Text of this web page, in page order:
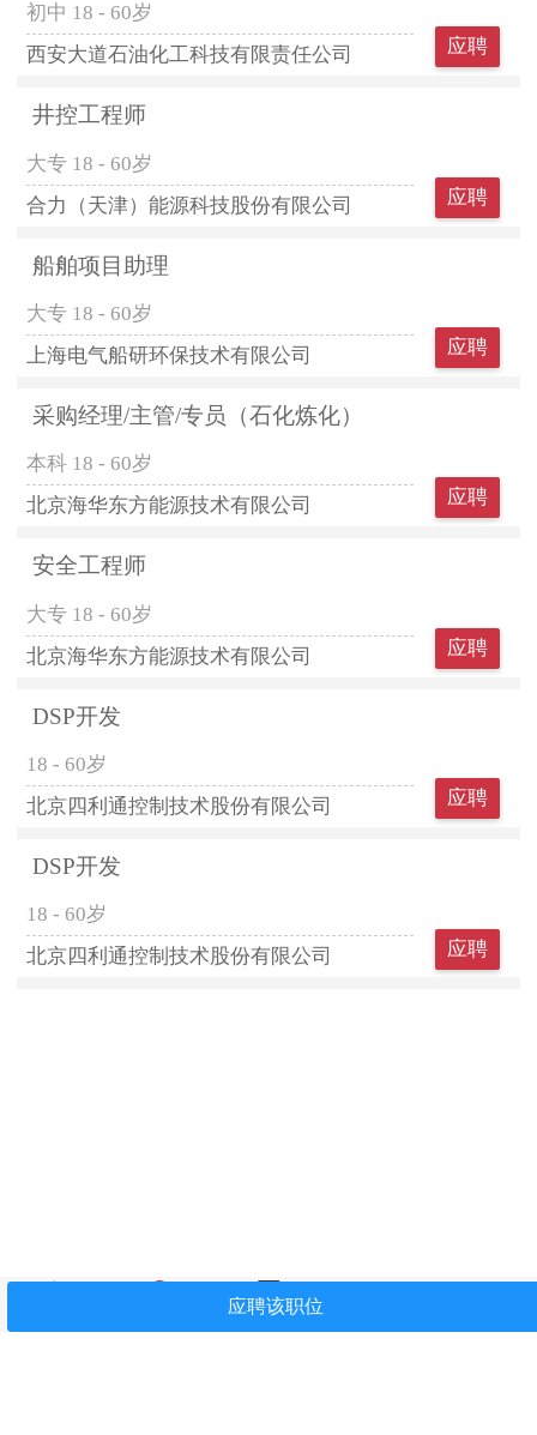
初中 18 - 60岁
西安大道石油化工科技有限责任公司
应聘
井控工程师
大专 18 - 60岁
合力（天津）能源科技股份有限公司
应聘
船舶项目助理
大专 18 - 60岁
上海电气船研环保技术有限公司
应聘
采购经理/主管/专员（石化炼化）
本科 18 - 60岁
北京海华东方能源技术有限公司
应聘
安全工程师
大专 18 - 60岁
北京海华东方能源技术有限公司
应聘
DSP开发
18 - 60岁
北京四利通控制技术股份有限公司
应聘
DSP开发
18 - 60岁
北京四利通控制技术股份有限公司
应聘
简历中心